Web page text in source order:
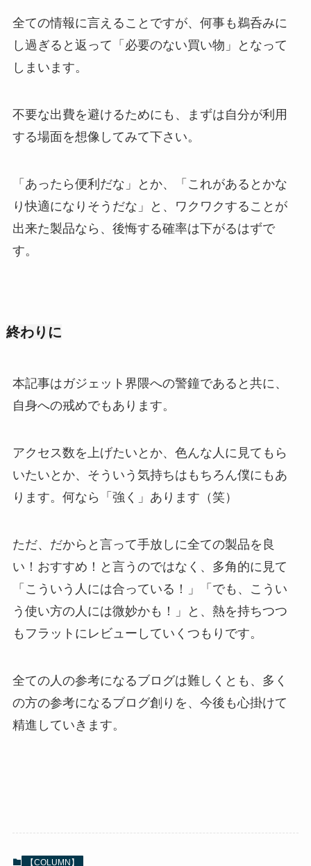
全ての情報に言えることですが、何事も鵜呑みに
し過ぎると返って「必要のない買い物」となって
しまいます。
不要な出費を避けるためにも、まずは自分が利用
する場面を想像してみて下さい。
「あったら便利だな」とか、「これがあるとかな
り快適になりそうだな」と、ワクワクすることが
出来た製品なら、後悔する確率は下がるはずで
す。
終わりに
本記事はガジェット界隈への警鐘であると共に、
自身への戒めでもあります。
アクセス数を上げたいとか、色んな人に見てもら
いたいとか、そういう気持ちはもちろん僕にもあ
ります。何なら「強く」あります（笑）
ただ、だからと言って手放しに全ての製品を良
い！おすすめ！と言うのではなく、多角的に見て
「こういう人には合っている！」「でも、こうい
う使い方の人には微妙かも！」と、熱を持ちつつ
もフラットにレビューしていくつもりです。
全ての人の参考になるブログは難しくとも、多く
の方の参考になるブログ創りを、今後も心掛けて
精進していきます。
【COLUMN】